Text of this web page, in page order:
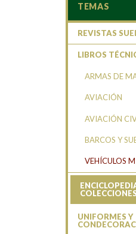
TEMAS
REVISTAS
LIBROS
ARMAS DE
AVIACIÓN
AVIACIÓN
BARCOS Y
VEHÍCULOS
COLECCIONES
UNIFORMES Y